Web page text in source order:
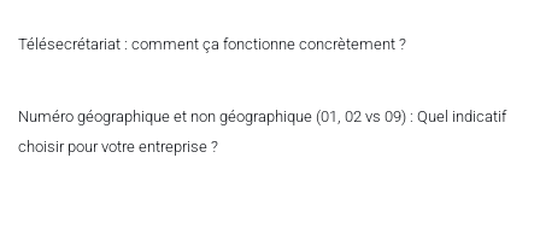
Télésecrétariat : comment ça fonctionne concrètement ?
Numéro géographique et non géographique (01, 02 vs 09) : Quel indicatif
choisir pour votre entreprise ?